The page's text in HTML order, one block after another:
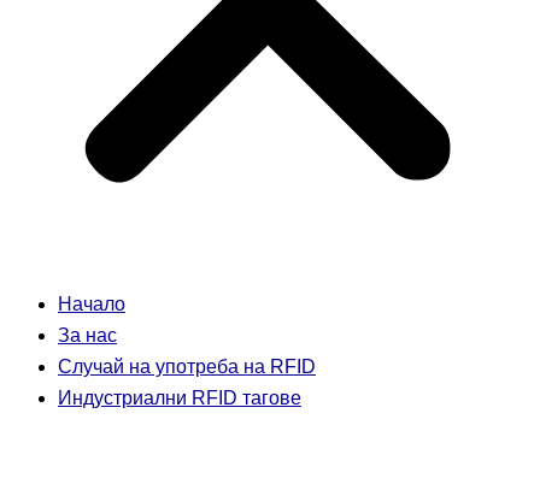
Начало
За нас
Случай на употреба на RFID
Индустриални RFID тагове